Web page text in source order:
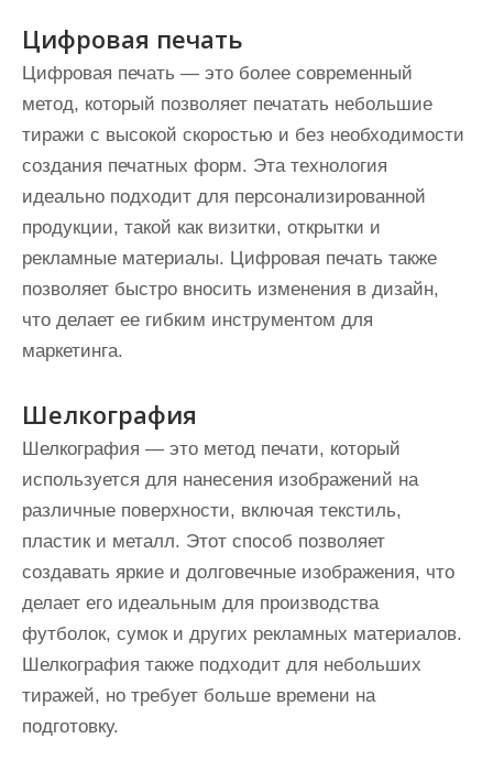
Цифровая печать
Цифровая печать — это более современный
метод, который позволяет печатать небольшие
тиражи с высокой скоростью и без необходимости
создания печатных форм. Эта технология
идеально подходит для персонализированной
продукции, такой как визитки, открытки и
рекламные материалы. Цифровая печать также
позволяет быстро вносить изменения в дизайн,
что делает ее гибким инструментом для
маркетинга.
Шелкография
Шелкография — это метод печати, который
используется для нанесения изображений на
различные поверхности, включая текстиль,
пластик и металл. Этот способ позволяет
создавать яркие и долговечные изображения, что
делает его идеальным для производства
футболок, сумок и других рекламных материалов.
Шелкография также подходит для небольших
тиражей, но требует больше времени на
подготовку.